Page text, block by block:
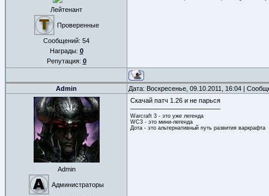
Лейтенант
Проверенные
Сообщений: 54
Награды: 0
Репутация: 0
Admin Дата: Воскресенье, 09.10.2011, 16:04 |
Admin
Администраторы
Скачай патч 1.26 и не парься
Warcraft 3 - это уже легенда
WC3 - это мини-легенда
Дота - это альтернативный путь развития варкрафта